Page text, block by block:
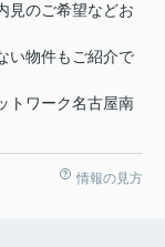
見のご希望などお
い物件もご紹介で
トワーク名古屋南
情報の見方